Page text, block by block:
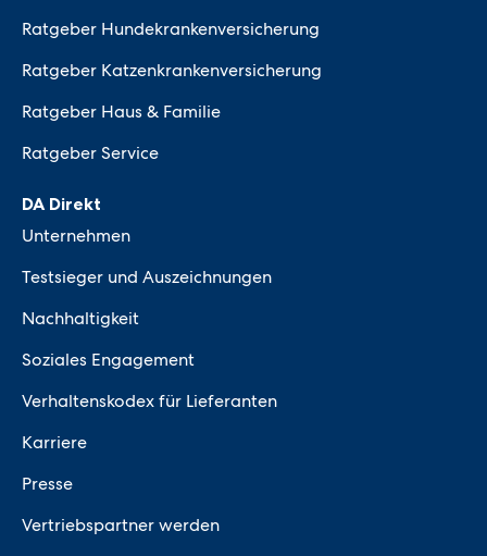
Ratgeber Hundekrankenversicherung
Ratgeber Katzenkrankenversicherung
Ratgeber Haus & Familie
Ratgeber Service
DA Direkt
Unternehmen
Testsieger und Auszeichnungen
Nachhaltigkeit
Soziales Engagement
Verhaltenskodex für Lieferanten
Karriere
Presse
Vertriebspartner werden